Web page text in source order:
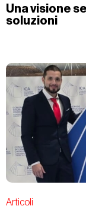
Una visione
soluzioni
Articoli